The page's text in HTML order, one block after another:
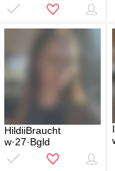
HildiiBraucht
w·27·Bgld